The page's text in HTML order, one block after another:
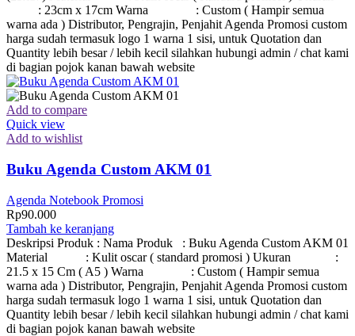
: 23cm x 17cm Warna : Custom ( Hampir semua
warna ada ) Distributor, Pengrajin, Penjahit Agenda Promosi custom
harga sudah termasuk logo 1 warna 1 sisi, untuk Quotation dan
Quantity lebih besar / lebih kecil silahkan hubungi admin / chat kami
di bagian pojok kanan bawah website
Add to compare
Quick view
Add to wishlist
Buku Agenda Custom AKM 01
Agenda Notebook Promosi
Rp90.000
Tambah ke keranjang
Deskripsi Produk : Nama Produk : Buku Agenda Custom AKM 01
Material : Kulit oscar ( standard promosi ) Ukuran :
21.5 x 15 Cm ( A5 ) Warna : Custom ( Hampir semua
warna ada ) Distributor, Pengrajin, Penjahit Agenda Promosi custom
harga sudah termasuk logo 1 warna 1 sisi, untuk Quotation dan
Quantity lebih besar / lebih kecil silahkan hubungi admin / chat kami
di bagian pojok kanan bawah website